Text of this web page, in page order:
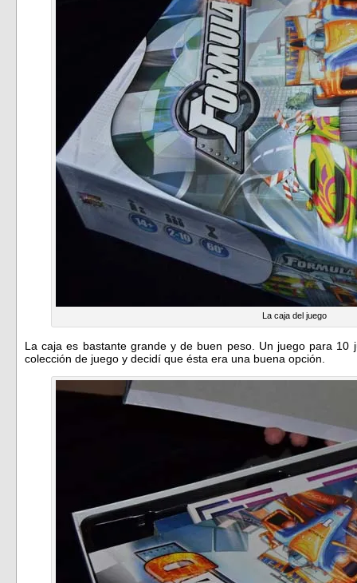
La caja del juego
La caja es bastante grande y de buen peso. Un juego para
colección de juego y decidí que ésta era una buena opción.